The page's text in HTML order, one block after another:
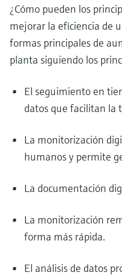
¿Cómo pueden los
mejorar la eficiencia de
formas principales de
planta siguiendo los
El seguimiento en
datos que facilitan la
La monitorización
humanos y permite
La documentación
La monitorización
forma más rápida.
El análisis de datos